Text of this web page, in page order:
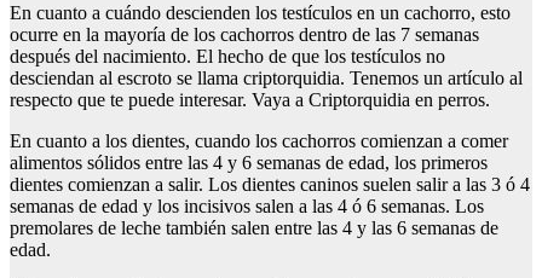
En cuanto a cuándo descienden los testículos en un cachorro, esto
ocurre en la mayoría de los cachorros dentro de las 7 semanas
después del nacimiento. El hecho de que los testículos no
desciendan al escroto se llama criptorquidia. Tenemos un artículo al
respecto que te puede interesar. Vaya a Criptorquidia en perros.
En cuanto a los dientes, cuando los cachorros comienzan a comer
alimentos sólidos entre las 4 y 6 semanas de edad, los primeros
dientes comienzan a salir. Los dientes caninos suelen salir a las 3 ó 4
semanas de edad y los incisivos salen a las 4 ó 6 semanas. Los
premolares de leche también salen entre las 4 y las 6 semanas de
edad.